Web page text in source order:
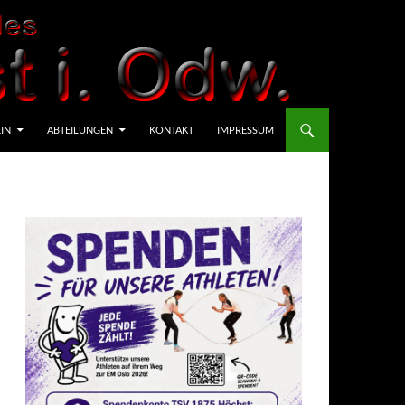
ABTEILUNGEN KONTAKT IMPRESSUM